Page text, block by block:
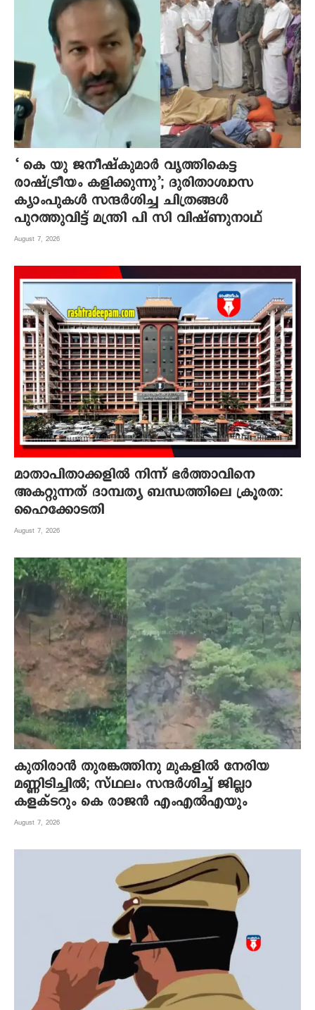
‘ കെ യു ജനീഷ്‌കുമാര്‍ വൃത്തികെട്ട
രാഷ്ട്രീയം കളിക്കുന്നു’; ദുരിതാശ്വാസ
ക്യാംപുകള്‍ സന്ദര്‍ശിച്ച ചിത്രങ്ങള്‍
പുറത്തുവിട്ട് മന്ത്രി പി സി വിഷ്ണുനാഥ്
August 7, 2026
മാതാപിതാക്കളില്‍ നിന്ന് ഭര്‍ത്താവിനെ
അകറ്റുന്നത് ദാമ്പത്യ ബന്ധത്തിലെ ക്രൂരത:
ഹൈക്കോടതി
August 7, 2026
കുതിരാന്‍ തുരങ്കത്തിനു മുകളില്‍ നേരിയ
മണ്ണിടിച്ചില്‍; സ്ഥലം സന്ദര്‍ശിച്ച് ജില്ലാ
കളക്ടറും കെ രാജന്‍ എംഎല്‍എയും
August 7, 2026